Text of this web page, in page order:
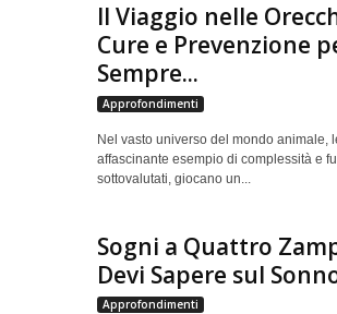
Il Viaggio nelle
Cure e Prevenzione
Sempre...
Approfondimenti
Nel vasto universo del mondo animale,
affascinante esempio di complessità e
sottovalutati, giocano un...
Sogni a Quattro
Devi Sapere sul
Approfondimenti